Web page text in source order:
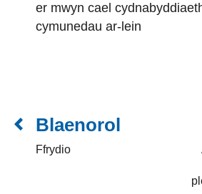
er mwyn cael
cymunedau ar-lein
Blaenorol
Ffrydio